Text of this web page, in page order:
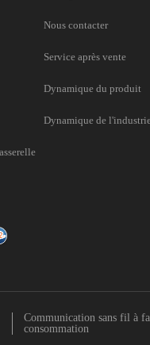
Nous contacter
Service après vente
Dynamique du produit
Dynamique de
Communication sans fil à
consommation